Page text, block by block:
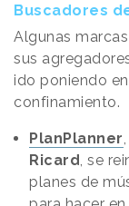
Buscadores
Algunas
sus
ido poniendo
confinamiento.
PlanPlanner
Ricard, se
planes de